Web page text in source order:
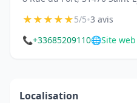
★★★★★5/5•3 avis
📞+33685209110🌐Site web
Localisation